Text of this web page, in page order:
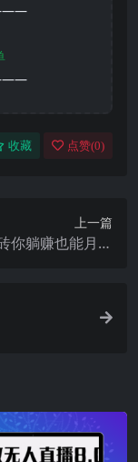
收藏 点赞(0)
上一篇
你躺赚也能月入